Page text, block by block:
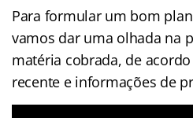
Para formular um bom
vamos dar uma olhada na
matéria cobrada, de
recente e informações de